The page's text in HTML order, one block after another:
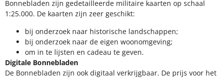
Bonnebladen zijn gedetailleerde militaire kaarten op schaal
1:25.000. De kaarten zijn zeer geschikt:​
​bij onderzoek naar historische landschappen;
bij onderzoek naar de eigen woonomgeving;
om in te lijsten en cadeau te geven.
Digitale Bonnebladen
De Bonnebladen zijn ook digitaal verkrijgbaar. De prijs voor het